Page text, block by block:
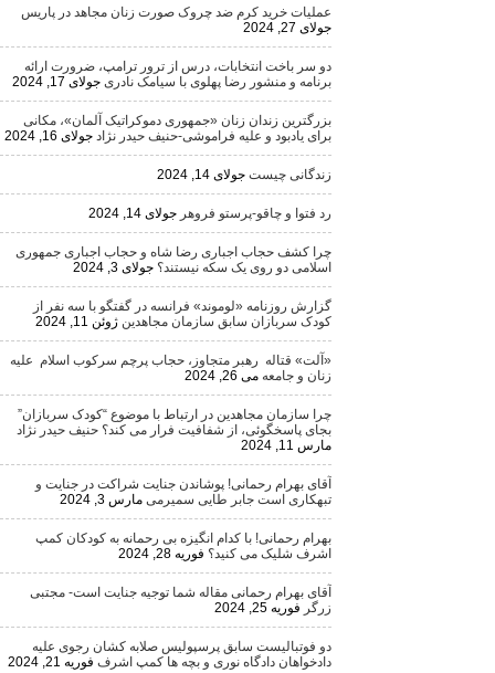
عملیات خرید کرم ضد چروک صورت زنان مجاهد در پاریس
دو سر باخت انتخابات، درس از ترور ترامپ، ضرورت ارائه
برنامه و منشور رضا پهلوی با سیامک نادری جولای 17, 2024
بزرگترین زندان زنان «جمهوری دموکراتیک آلمان»، مکانی
برای یادبود و علیه فراموشی-حنیف حیدر نژاد جولای 16, 2024
زندگانی چیست جولای 14, 2024
رد فتوا و چاقو-پرستو فروهر جولای 14, 2024
چرا کشف حجاب اجباری رضا شاه و حجاب اجباری جمهوری
اسلامی دو روی یک سکه نیستند؟ جولای 3, 2024
گزارش روزنامه «لوموند» فرانسه در گفتگو با سه نفر از
کودک سربازان سابق سازمان مجاهدین ژوئن 11, 2024
«آلت» قتاله رهبر متجاوز، حجاب پرچم سرکوب اسلام علیه
زنان و جامعه می 26, 2024
چرا سازمان مجاهدین در ارتباط با موضوع “کودک سربازان”
بجای پاسخگوئی، از شفافیت فرار می کند؟ حنیف حیدر نژاد
آقای بهرام رحمانی! پوشاندن جنایت شراکت در جنایت و
تبهکاری است جابر طایی سمیرمی مارس 3, 2024
بهرام رحمانی! با کدام انگیزه بی رحمانه به کودکان کمپ
اشرف شلیک می کنید؟ فوریه 28, 2024
آقای بهرام رحمانی مقاله شما توجیه جنایت است- مجتبی
فوریه 25, 2024
دو فوتبالیست سابق پرسپولیس صلابه کشان رجوی علیه
دادخواهان دادگاه نوری و بچه ها کمپ اشرف فوریه 21, 2024